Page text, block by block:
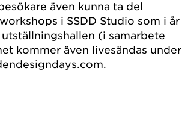
även kunna ta del
i SSDD Studio som i år
(i samarbete
kommer även livesändas under